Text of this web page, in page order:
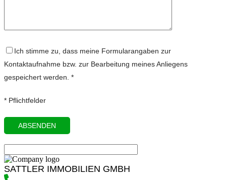
Ich stimme zu, dass meine Formularangaben zur
Kontaktaufnahme bzw. zur Bearbeitung meines Anliegens
gespeichert werden. *
* Pflichtfelder
SATTLER IMMOBILIEN GMBH